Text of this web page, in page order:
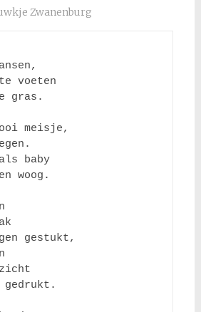
Zwanenburg
voeten
gras.
meisje,
baby
woog.
gestukt,
gedrukt.